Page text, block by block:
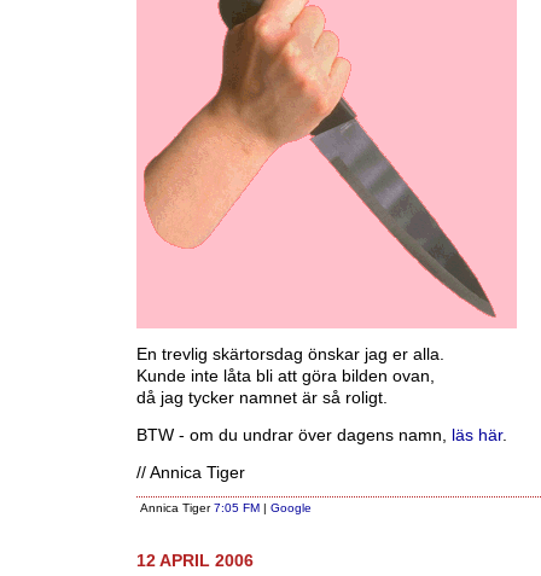
En trevlig skärtorsdag önskar jag er alla.
Kunde inte låta bli att göra bilden ovan,
då jag tycker namnet är så roligt.
BTW - om du undrar över dagens namn, läs här.
// Annica Tiger
Annica Tiger7:05 FM | Google
12 APRIL 2006